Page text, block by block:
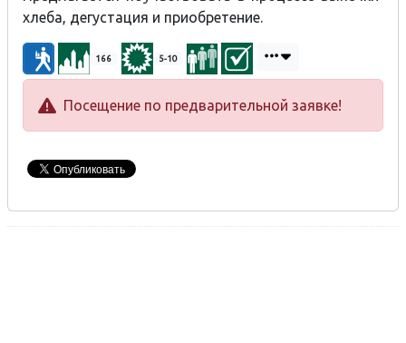
хлеба, дегустация и приобретение.
166 5-10
Посещение по предварительной заявке!